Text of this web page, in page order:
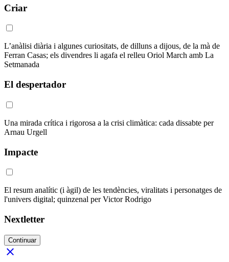
Criar
L’anàlisi diària i algunes curiositats, de dilluns a dijous, de la mà de
Ferran Casas; els divendres li agafa el relleu Oriol March amb La
Setmanada
El despertador
Una mirada crítica i rigorosa a la crisi climàtica: cada dissabte per
Arnau Urgell
Impacte
El resum analític (i àgil) de les tendències, viralitats i personatges de
l'univers digital; quinzenal per Victor Rodrigo
Nextletter
Continuar
close